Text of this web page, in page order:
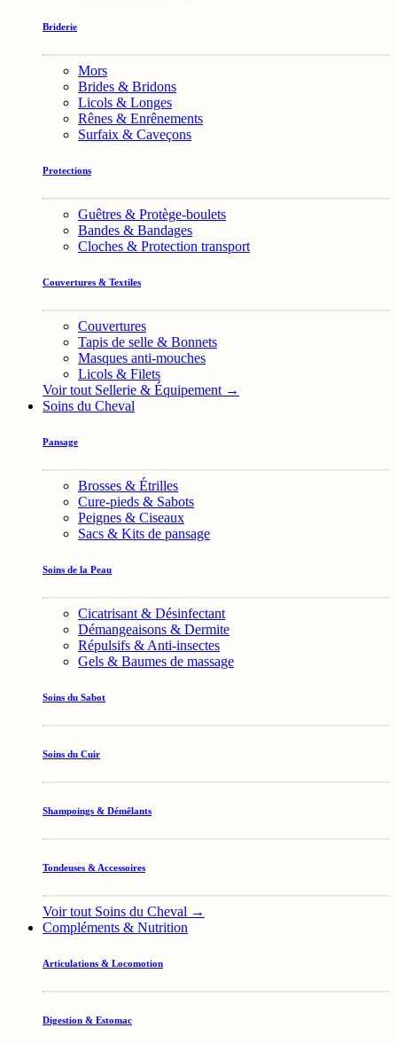
Briderie
Mors
Brides & Bridons
Licols & Longes
Rênes & Enrênements
Surfaix & Caveçons
Protections
Guêtres & Protège-boulets
Bandes & Bandages
Cloches & Protection transport
Couvertures & Textiles
Couvertures
Tapis de selle & Bonnets
Masques anti-mouches
Licols & Filets
Voir tout Sellerie & Équipement →
Soins du Cheval
Pansage
Brosses & Étrilles
Cure-pieds & Sabots
Peignes & Ciseaux
Sacs & Kits de pansage
Soins de la Peau
Cicatrisant & Désinfectant
Démangeaisons & Dermite
Répulsifs & Anti-insectes
Gels & Baumes de massage
Soins du Sabot
Soins du Cuir
Shampoings & Démêlants
Tondeuses & Accessoires
Voir tout Soins du Cheval →
Compléments & Nutrition
Articulations & Locomotion
Digestion & Estomac